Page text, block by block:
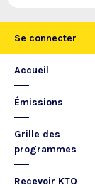
Se connecter
Accueil
Émissions
Grille des
programmes
Recevoir KTO